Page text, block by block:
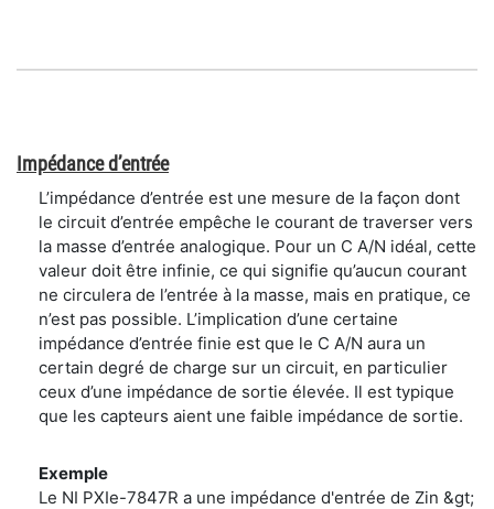
Impédance d’entrée
L’impédance d’entrée est une mesure de la façon dont
le circuit d’entrée empêche le courant de traverser vers
la masse d’entrée analogique. Pour un C A/N idéal, cette
valeur doit être infinie, ce qui signifie qu’aucun courant
ne circulera de l’entrée à la masse, mais en pratique, ce
n’est pas possible. L’implication d’une certaine
impédance d’entrée finie est que le C A/N aura un
certain degré de charge sur un circuit, en particulier
ceux d’une impédance de sortie élevée. Il est typique
que les capteurs aient une faible impédance de sortie.
Exemple
Le NI PXIe-7847R a une impédance d'entrée de Zin &gt;